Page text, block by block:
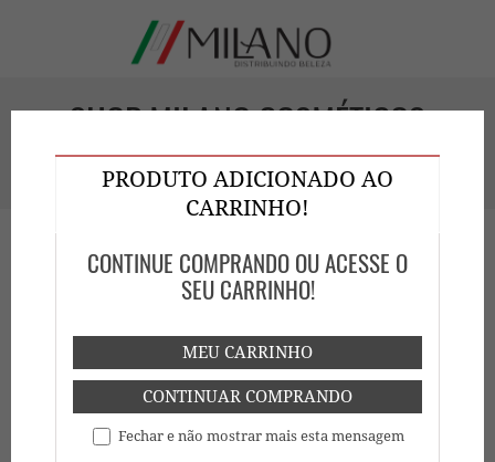
SHOP MILANO COSMÉTICOS
GOIÁS
HOME SHOP
Buscar:
PRODUTO ADICIONADO AO
CARRINHO!
CONTINUE COMPRANDO OU ACESSE O
SEU CARRINHO!
MEU CARRINHO
CONTINUAR COMPRANDO
Fechar e não mostrar mais esta mensagem